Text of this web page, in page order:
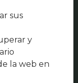
sus
y
la web en